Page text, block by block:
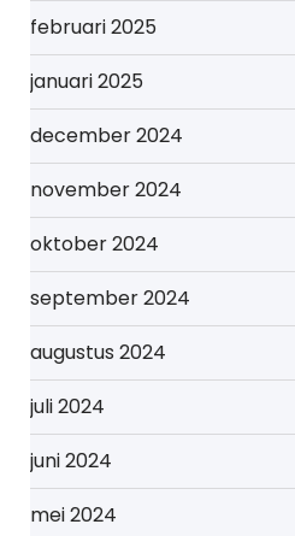
februari 2025
januari 2025
december 2024
november 2024
oktober 2024
september 2024
augustus 2024
juli 2024
juni 2024
mei 2024